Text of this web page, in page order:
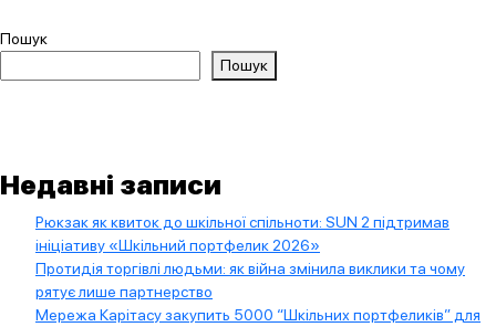
Пошук
Пошук
Недавні записи
Рюкзак як квиток до шкільної спільноти: SUN 2 підтримав
ініціативу «Шкільний портфелик 2026»
Протидія торгівлі людьми: як війна змінила виклики та чому
рятує лише партнерство
Мережа Карітасу закупить 5000 “Шкільних портфеликів” для